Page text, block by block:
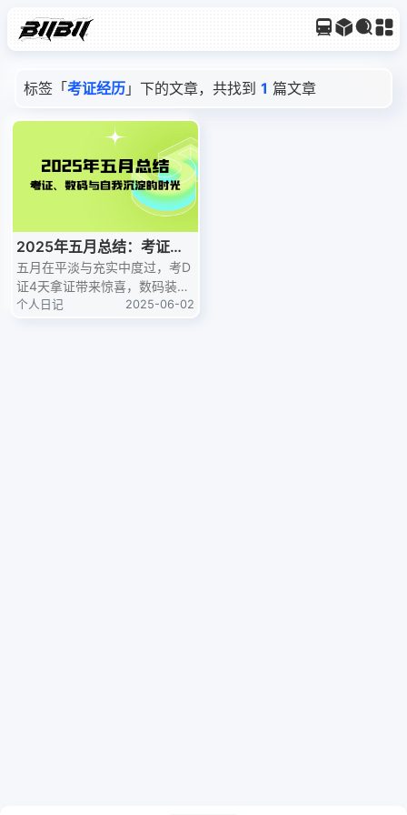
标签「 考证经历 」下的文章，共找到 1 篇文章
2025年五月总结：考证、
数码与自我沉淀的时光
五月在平淡与充实中度过，考D
证4天拿证带来惊喜，数码装备
更新提升生活效率，求职路上虽
个人日记 2025-06-02